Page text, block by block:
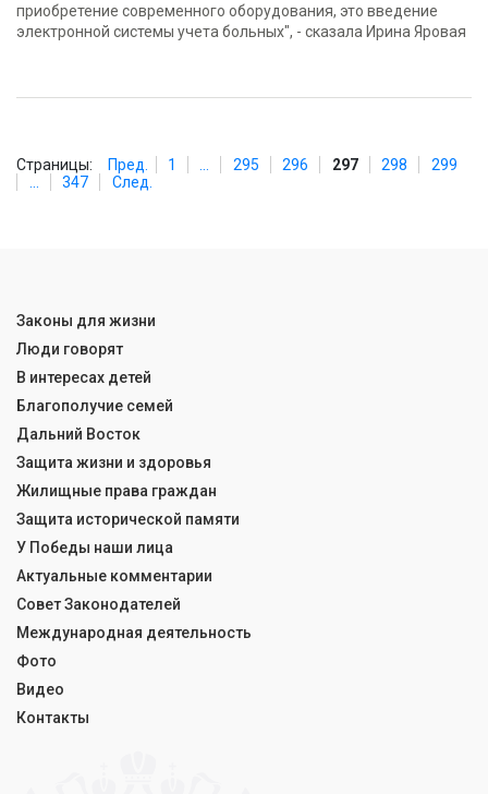
приобретение современного оборудования, это введение
электронной системы учета больных", - сказала Ирина Яровая
Страницы: Пред. 1 295 296 297 298
299
347 След.
Законы для жизни
Люди говорят
В интересах детей
Благополучие семей
Дальний Восток
Защита жизни и здоровья
Жилищные права граждан
Защита исторической памяти
У Победы наши лица
Актуальные комментарии
Совет Законодателей
Международная деятельность
Фото
Видео
Контакты